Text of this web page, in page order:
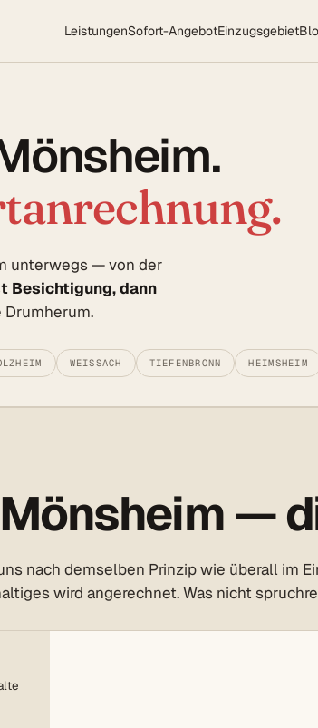
LeistungenSofort-AngebotEinzugsgebiet
unterwegs — von der
Besichtigung, dann
Drumherum.
WEISSACH TIEFENBRONN HEIMSHEIM
—
nach demselben Prinzip wie überall im
wird angerechnet. Was nicht